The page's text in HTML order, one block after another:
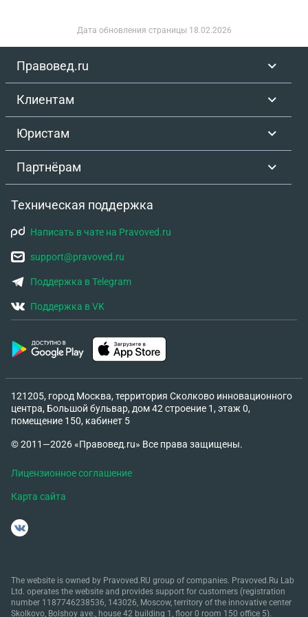
кости со смещением обломков, хочу списаться из
я с гепатитом и пластиной в плечевой кости
списаться из армии МО.????
Дата обновления страницы 18.02.2026
Правовед.ru
Клиентам
Юристам
Партнёрам
Техническая поддержка
Написать в чате на Pravoved.ru
support@pravoved.ru
Поддержка в Telegram
Поддержка в VK
121205, город Москва, территория Сколково инновационного
центра, Большой бульвар, дом 42 строение 1, этаж 0,
помещение 150, кабинет 5
© 2011—2026 «Правовед.ru» Все права защищены.
Лицензионное соглашение
Карта сайта
The website is owned by Pravoved.RU group of companies. Pravoved.Ru Lab
Ltd. operates the website and provides support for customers (registration
number 1187746238536, 143026, Moscow, territory of the innovative center
Skolkovo, Bolshoy ave., house 42 building 1, floor 0 room 150 office 5).